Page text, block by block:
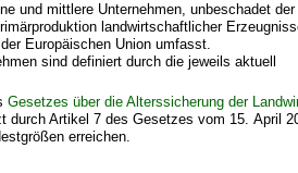
und mittlere Unternehmen, unbeschadet der
landwirtschaftlicher
Europäischen Union umfasst.
sind definiert durch die jeweils aktuell
Gesetzes über die Alterssicherung der
Artikel 7 des Gesetzes vom 15. April
erreichen.